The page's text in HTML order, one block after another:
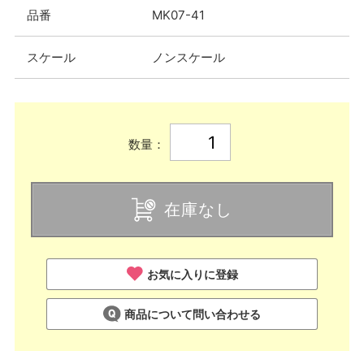
品番 MK07-41
スケール ノンスケール
数量：
在庫なし
お気に入りに登録
商品について問い合わせる